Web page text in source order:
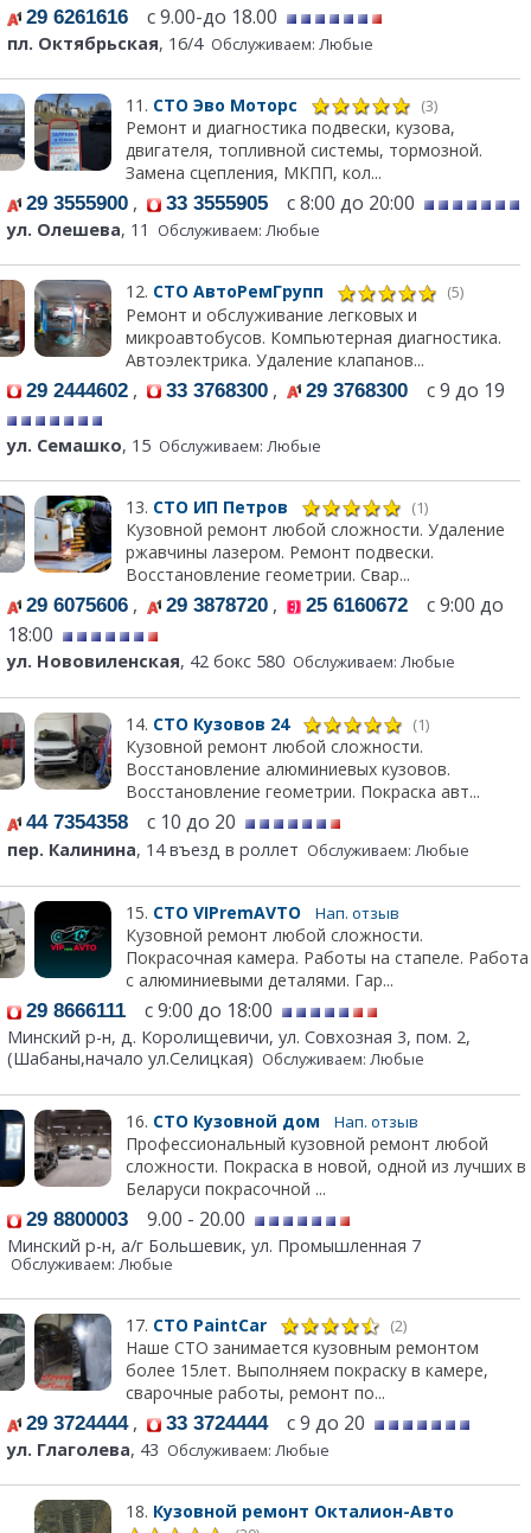
29 6261616 с 9.00-до 18.00
пл. Октябрьская, 16/4 Обслуживаем: Любые
11. СТО Эво Моторс (3)
Ремонт и диагностика подвески, кузова,
двигателя, топливной системы, тормозной.
Замена сцепления, МКПП, кол...
29 3555900 , 33 3555905 с 8:00 до 20:00
ул. Олешева, 11 Обслуживаем: Любые
12. СТО АвтоРемГрупп (5)
Ремонт и обслуживание легковых и
микроавтобусов. Компьютерная диагностика.
Автоэлектрика. Удаление клапанов...
29 2444602 , 33 3768300 , 29 3768300 с 9 до 19
ул. Семашко, 15 Обслуживаем: Любые
13. СТО ИП Петров (1)
Кузовной ремонт любой сложности. Удаление
ржавчины лазером. Ремонт подвески.
Восстановление геометрии. Свар...
29 6075606 , 29 3878720 , 25 6160672 с 9:00 до
18:00
ул. Нововиленская, 42 бокс 580 Обслуживаем: Любые
14. СТО Кузовов 24 (1)
Кузовной ремонт любой сложности.
Восстановление алюминиевых кузовов.
Восстановление геометрии. Покраска авт...
44 7354358 с 10 до 20
пер. Калинина, 14 въезд в роллет Обслуживаем: Любые
15. СТО VIPremAVTO Нап. отзыв
Кузовной ремонт любой сложности.
Покрасочная камера. Работы на стапеле. Работа
с алюминиевыми деталями. Гар...
29 8666111 c 9:00 до 18:00
Минский р-н, д. Королищевичи, ул. Совхозная 3, пом. 2,
(Шабаны,начало ул.Селицкая) Обслуживаем: Любые
16. СТО Кузовной дом Нап. отзыв
Профессиональный кузовной ремонт любой
сложности. Покраска в новой, одной из лучших в
Беларуси покрасочной ...
29 8800003 9.00 - 20.00
Минский р-н, а/г Большевик, ул. Промышленная 7
Обслуживаем: Любые
17. СТО PaintCar (2)
Наше СТО занимается кузовным ремонтом
более 15лет. Выполняем покраску в камере,
сварочные работы, ремонт по...
29 3724444, 33 3724444с 9 до 20
ул. Глаголева, 43 Обслуживаем: Любые
18. Кузовной ремонт Окталион-Авто